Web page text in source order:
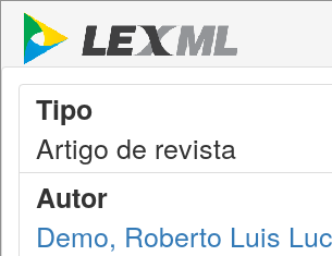
Tipo
Artigo de revista
Autor
Demo, Roberto Luis